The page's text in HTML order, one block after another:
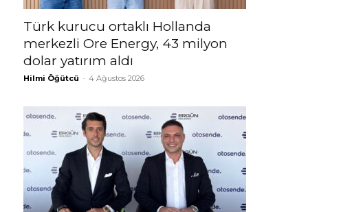
Türk kurucu ortaklı Hollanda
merkezli Ore Energy, 43 milyon
dolar yatırım aldı
Hilmi Öğütcü - 4 Ağustos 2026